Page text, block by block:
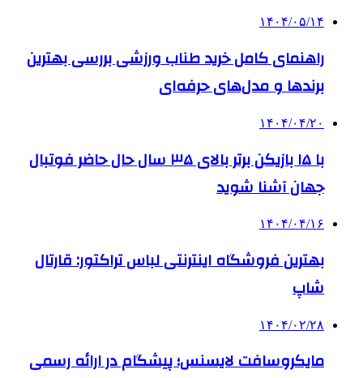
۱۴۰۴/۰۵/۱۴
راهنمای کامل خرید طناب ورزشی بررسی بهترین
برندها و مدل‌های حرفه‌ای
۱۴۰۴/۰۴/۲۰
با ۱۵ بازیکن برتر بالای ۳۵ سال حال حاضر فوتبال
جهان آشنا شوید
۱۴۰۴/۰۴/۱۶
بهترین فروشگاه اینترنتی لباس تراکتور: قارتال
شاپ
۱۴۰۴/۰۲/۲۸
مایکروسافت لایسنس؛ پیشگام در ارائه رسمی